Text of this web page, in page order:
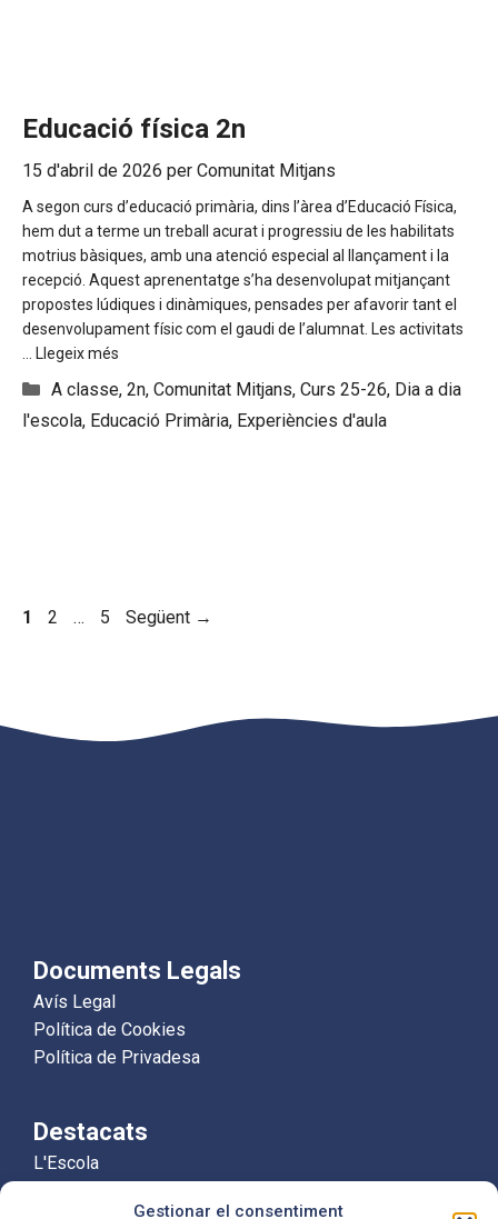
Gestionar el consentiment
Educació física 2n
15 d'abril de 2026 per Comunitat Mitjans
A segon curs d’educació primària, dins l’àrea d’Educació Física,
hem dut a terme un treball acurat i progressiu de les habilitats
motrius bàsiques, amb una atenció especial al llançament i la
recepció. Aquest aprenentatge s’ha desenvolupat mitjançant
propostes lúdiques i dinàmiques, pensades per afavorir tant el
desenvolupament físic com el gaudi de l’alumnat. Les activitats
Llegeix més
Categories
A classe, 2n, Comunitat Mitjans, Curs 25-26, Dia a dia
l'escola, Educació Primària, Experiències d'aula
Pàgina
1 Pàgina
2 … Pàgina
5 Següent →
Documents Legals
Avís Legal
Política de Cookies
Política de Privadesa
Destacats
L'Escola